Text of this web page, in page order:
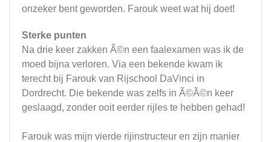
onzeker bent geworden. Farouk weet wat hij doet!
Sterke punten
Na drie keer zakken Ã©n een faalexamen was ik de
moed bijna verloren. Via een bekende kwam ik
terecht bij Farouk van Rijschool DaVinci in
Dordrecht. Die bekende was zelfs in Ã©Ã©n keer
geslaagd, zonder ooit eerder rijles te hebben gehad!
Farouk was mijn vierde rijinstructeur en zijn manier